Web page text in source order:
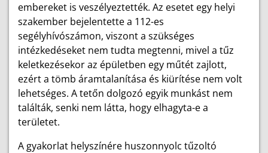
embereket is veszélyeztették. Az esetet egy helyi
szakember bejelentette a 112-es
segélyhívószámon, viszont a szükséges
intézkedéseket nem tudta megtenni, mivel a tűz
keletkezésekor az épületben egy műtét zajlott,
ezért a tömb áramtalanítása és kiürítése nem volt
lehetséges. A tetőn dolgozó egyik munkást nem
találták, senki nem látta, hogy elhagyta-e a
területet.
A gyakorlat helyszínére huszonnyolc tűzoltó